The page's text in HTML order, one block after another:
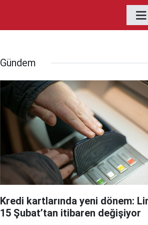
Gündem
Kredi kartlarında yeni dönem:
15 Şubat’tan itibaren değişiyor